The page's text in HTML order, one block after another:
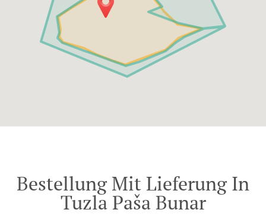
Bestellung Mit Lieferung In
Tuzla Paša Bunar